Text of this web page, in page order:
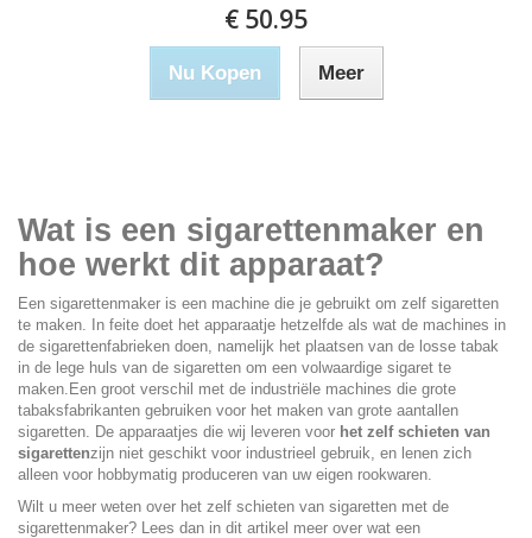
€ 50.95
Nu Kopen Meer
Wat is een sigarettenmaker en
hoe werkt dit apparaat?
Een sigarettenmaker is een machine die je gebruikt om zelf sigaretten
te maken. In feite doet het apparaatje hetzelfde als wat de machines in
de sigarettenfabrieken doen, namelijk het plaatsen van de losse tabak
in de lege huls van de sigaretten om een volwaardige sigaret te
maken.Een groot verschil met de industriële machines die grote
tabaksfabrikanten gebruiken voor het maken van grote aantallen
sigaretten. De apparaatjes die wij leveren voor het zelf schieten van
sigarettenzijn niet geschikt voor industrieel gebruik, en lenen zich
alleen voor hobbymatig produceren van uw eigen rookwaren.
Wilt u meer weten over het zelf schieten van sigaretten met de
sigarettenmaker? Lees dan in dit artikel meer over wat een